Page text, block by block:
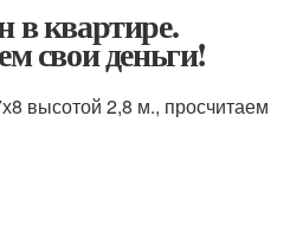
в квартире.
свои деньги!
высотой 2,8 м., просчитаем